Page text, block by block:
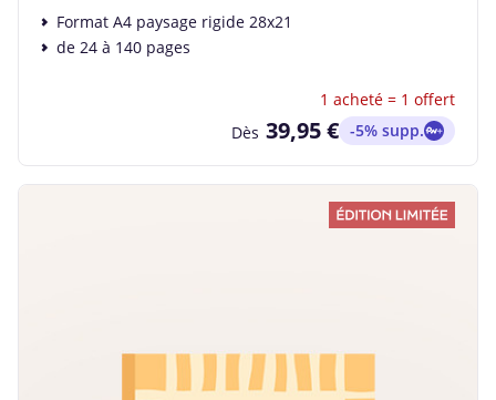
Format A4 paysage rigide 28x21
de 24 à 140 pages
1 acheté = 1 offert
Dès 39,95 € -5% supp.